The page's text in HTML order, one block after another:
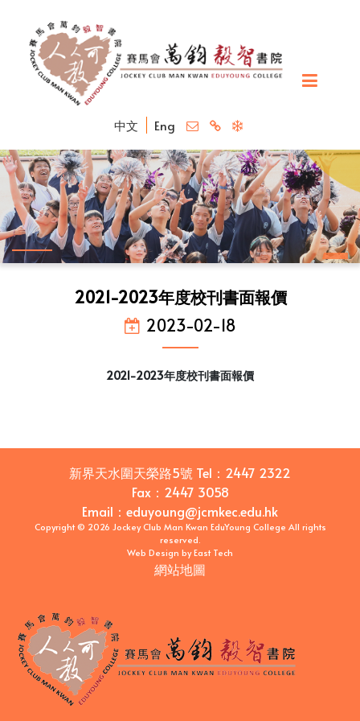
中文 Eng
2021-2023年度校刊書面報價
2023-02-18
2021-2023年度校刊書面報價
新界天水圍天榮路5號 Tel： 2447 2322
Fax： 2447 3058
Email ： eduyoung@jcmkec.edu.hk
Copyright © 2026 Jockey Club Man Kwan EduYoung College All rights
reserved.
Web Design byEast Tech
網站地圖